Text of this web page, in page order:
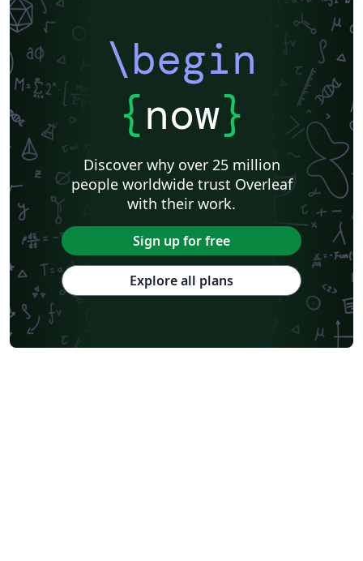
\begin
{now}
Discover why over 25 million
people worldwide trust Overleaf
with their work.
Sign up for free
Explore all plans